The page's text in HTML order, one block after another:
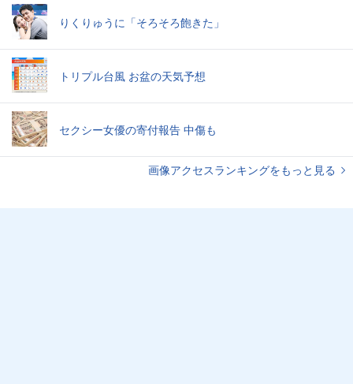
りくりゅうに「そろそろ飽きた」
トリプル台風 お盆の天気予想
セクシー女優の寄付報告 中傷も
画像アクセスランキングをもっと見る